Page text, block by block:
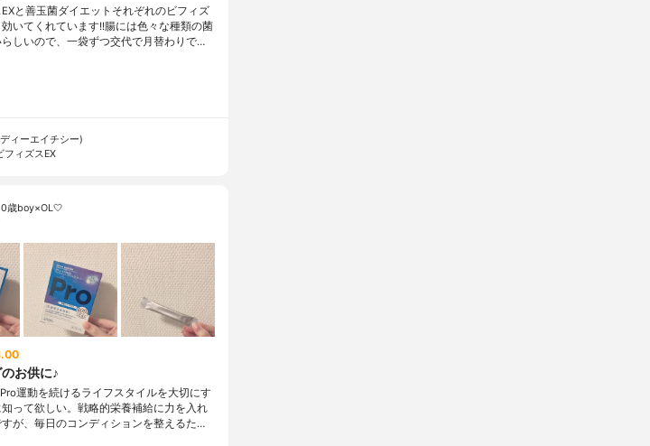
と善玉菌ダイエットそれぞれのビフィズ
いてくれています!!腸には色々な種類の菌
しいので、一袋ずつ交代で月替わりで…
ィーエイチシー)
フィズスEX
歳boy×OL🤍
お供に♪
運動を続けるライフスタイルを大切にす
って欲しい。戦略的栄養補給に力を入れ
が、毎日のコンディションを整えるた…